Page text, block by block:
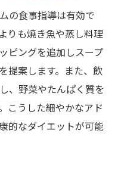
の食事指導は有効で
りも焼き魚や蒸し料理
ピングを追加しスープ
提案します。また、飲
、野菜やたんぱく質を
こうした細やかなアド
的なダイエットが可能